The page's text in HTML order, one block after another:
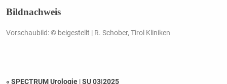
Bildnachweis
Vorschaubild: © beigestellt | R. Schober, Tirol Kliniken
« SPECTRUM Urologie |SU 03|2025